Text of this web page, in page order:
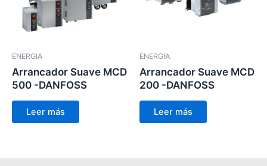
ENERGIA
Arrancador Suave MCD
500 -DANFOSS
Leer más
ENERGIA
Arrancador Suave MCD
200 -DANFOSS
Leer más